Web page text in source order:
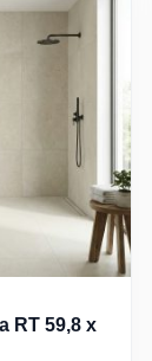
RT 59,8 x